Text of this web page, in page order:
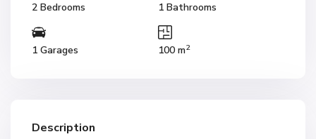
2 Bedrooms 1 Bathrooms
1 Garages 100 m2
Description